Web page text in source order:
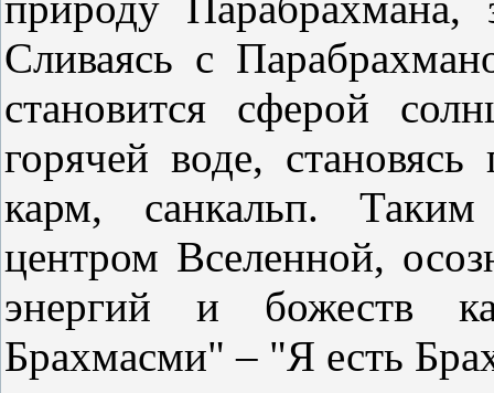
Сливаясь с
становится сферой
горячей воде,
карм, санкальп. Таким
центром Вселенной,
энергий и божеств
Брахмасми" – "Я есть